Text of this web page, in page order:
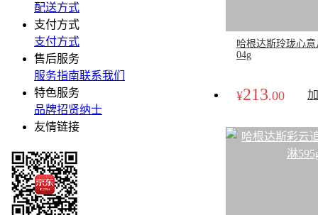
哈根达斯玲珑心
04g
¥213.00
配送方式
支付方式
支付方式
售后服务
服务指南联系我们
特色服务
品牌招贤纳士
友情链接